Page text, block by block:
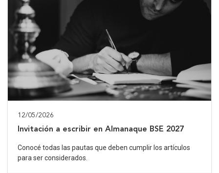
12/05/2026
Invitación a escribir en Almanaque BSE 2027
Conocé todas las pautas que deben cumplir los artículos
para ser considerados.